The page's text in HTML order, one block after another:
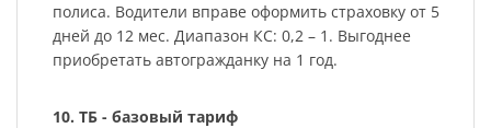
полиса. Водители вправе оформить страховку от 5
дней до 12 мес. Диапазон КС: 0,2 – 1. Выгоднее
приобретать автогражданку на 1 год.
10. ТБ - базовый тариф